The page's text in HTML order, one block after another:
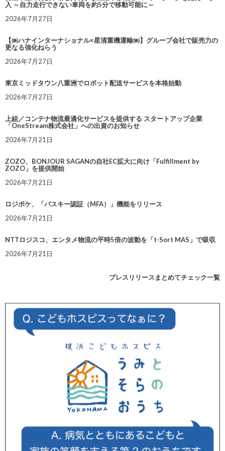
入 ～自力走行できない車両を約5分で移動可能に～
2026年7月27日
【㈱ハナインターナショナル×星清重機運輸㈱】グループ会社で販売力の
更なる強化ねらう
2026年7月27日
東京ミッドタウン八重洲でロボット配送サービスを本格始動
2026年7月27日
上組／コンテナ物流最適化サービスを提供する スタートアップ企業
「OneStream株式会社」への出資のお知らせ
2026年7月21日
ZOZO、BONJOUR SAGANの自社EC拡大に向け「Fulfillment by
ZOZO」を提供開始
2026年7月21日
ロジポケ、「パスキー認証（MFA）」機能をリリース
2026年7月21日
NTTロジスコ、エンタメ物流の平時5倍の波動を「t-Sort MAS」で吸収
2026年7月21日
プレスリリースまとめてチェック一覧